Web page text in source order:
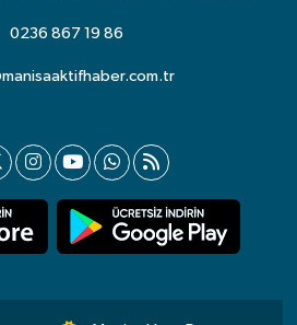
0236 867 19 86